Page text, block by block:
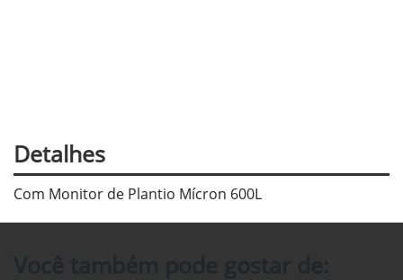
Detalhes
Com Monitor de Plantio Mícron 600L